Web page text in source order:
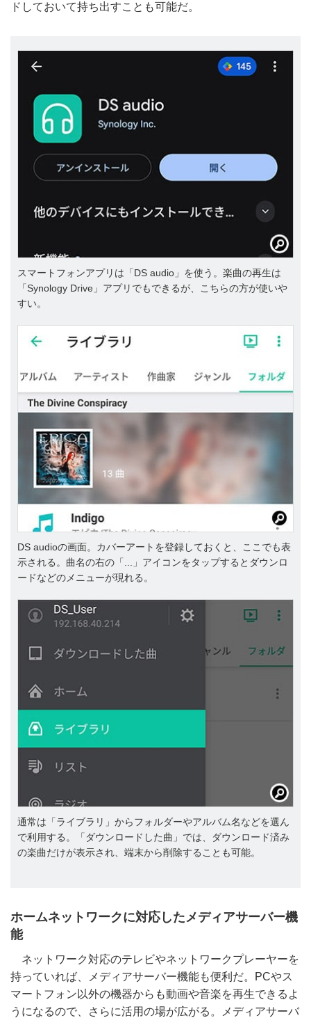
ドしておいて持ち出すことも可能だ。
スマートフォンアプリは「DS audio」を使う。楽曲の再生は
「Synology Drive」アプリでもできるが、こちらの方が使いや
すい。
DS audioの画面。カバーアートを登録しておくと、ここでも表
示される。曲名の右の「...」アイコンをタップするとダウンロ
ードなどのメニューが現れる。
通常は「ライブラリ」からフォルダーやアルバム名などを選ん
で利用する。「ダウンロードした曲」では、ダウンロード済み
の楽曲だけが表示され、端末から削除することも可能。
ホームネットワークに対応したメディアサーバー機
能
ネットワーク対応のテレビやネットワークプレーヤーを
持っていれば、メディアサーバー機能も便利だ。PCやス
マートフォン以外の機器からも動画や音楽を再生できるよ
うになるので、さらに活用の場が広がる。メディアサーバ